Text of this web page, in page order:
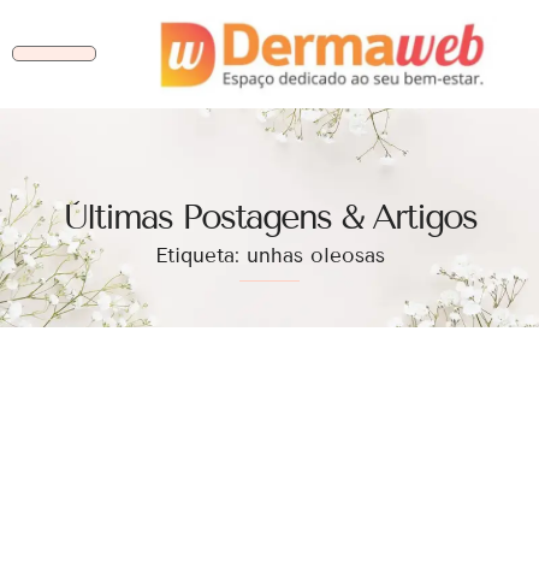
Ùltimas Postagens & Artigos
Etiqueta: unhas oleosas